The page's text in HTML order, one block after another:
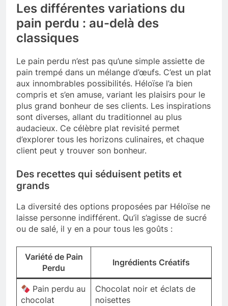
Les différentes variations du
pain perdu : au-delà des
classiques
Le pain perdu n’est pas qu’une simple assiette de
pain trempé dans un mélange d’œufs. C’est un plat
aux innombrables possibilités. Héloïse l’a bien
compris et s’en amuse, variant les plaisirs pour le
plus grand bonheur de ses clients. Les inspirations
sont diverses, allant du traditionnel au plus
audacieux. Ce célèbre plat revisité permet
d’explorer tous les horizons culinaires, et chaque
client peut y trouver son bonheur.
Des recettes qui séduisent petits et
grands
La diversité des options proposées par Héloïse ne
laisse personne indifférent. Qu’il s’agisse de sucré
ou de salé, il y en a pour tous les goûts :
Variété de Pain
Perdu
Ingrédients Créatifs
Pain perdu au
chocolat
Chocolat noir et éclats de
noisettes